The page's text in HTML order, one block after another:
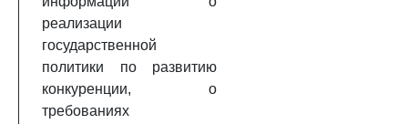
реализации
государственной
политики по развитию
конкуренции, о
требованиях